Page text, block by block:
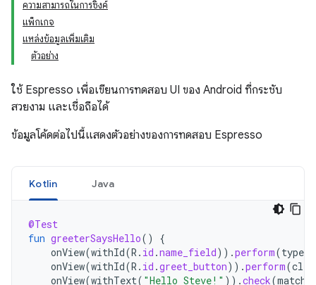
ความสามารถในการซิงค์
แพ็กเกจ
แหล่งข้อมูลเพิ่มเติม
ตัวอย่าง
ใช้ Espresso เพื่อเขียนการทดสอบ UI ของ Android ที่กระชับ
สวยงาม และเชื่อถือได้
ข้อมูลโค้ดต่อไปนี้แสดงตัวอย่างของการทดสอบ Espresso
Kotlin Java
@Test
fun greeterSaysHello()
{
onView(withId(R . id .name_field)).perform(
onView(withId(R . id .greet_button)).perform(
onView(withText( "Hello Steve!" )).check(